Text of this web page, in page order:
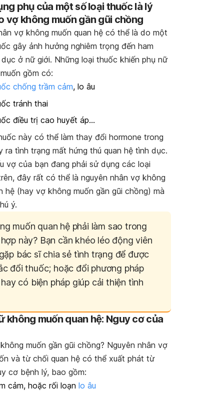
phụ của một số loại thuốc là lý
vợ không muốn gần gũi chồng
vợ không muốn quan hệ có thể là do một
gây ảnh hưởng nghiêm trọng đến ham
ở nữ giới. Những loại thuốc khiến phụ nữ
gồm có:
chống trầm cảm, lo âu
tránh thai
điều trị cao huyết áp…
này có thể làm thay đổi hormone trong
ra tình trạng mất hứng thú quan hệ tình dục.
vợ của bạn đang phải sử dụng các loại
đây rất có thể là nguyên nhân vợ không
hệ (hay vợ không muốn gần gũi chồng) mà
ý.
muốn quan hệ phải làm sao trong
này? Bạn cần khéo léo động viên
bác sĩ chia sẻ tình trạng để được
đổi thuốc; hoặc đổi phương pháp
có biện pháp giúp cải thiện tình
không muốn quan hệ: Nguy cơ của
muốn gần gũi chồng? Nguyên nhân vợ
và từ chối quan hệ có thể xuất phát từ
cơ bệnh lý, bao gồm:
cảm, hoặc rối loạn lo âu